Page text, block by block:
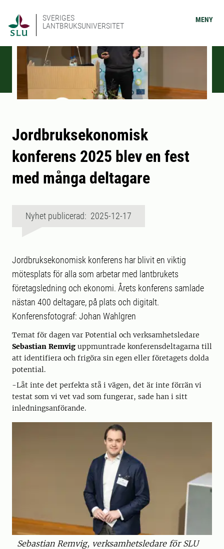
SVERIGES
LANTBRUKSUNIVERSITET
MENY
Jordbruksekonomisk
konferens 2025 blev en fest
med många deltagare
Nyhet publicerad: 2025-12-17
Jordbruksekonomisk konferens har blivit en viktig
mötesplats för alla som arbetar med lantbrukets
företagsledning och ekonomi. Årets konferens samlade
nästan 400 deltagare, på plats och digitalt.
Konferensfotograf: Johan Wahlgren
Temat för dagen var Potential och verksamhetsledare
Sebastian Remvig uppmuntrade konferensdeltagarna till
att identifiera och frigöra sin egen eller företagets dolda
potential.
-Låt inte det perfekta stå i vägen, det är inte förrän vi
testat som vi vet vad som fungerar, sade han i sitt
inledningsanförande.
Sebastian Remvig, verksamhetsledare för SLU